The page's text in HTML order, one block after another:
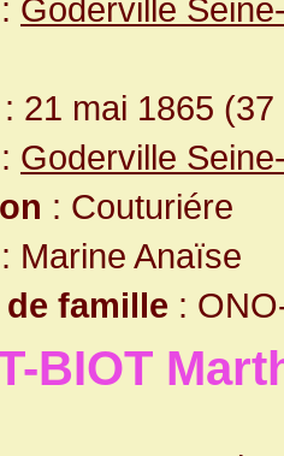
: Goderville
: 21 mai 1865
: Goderville
: Couturiére
: Marine Anaïse
de famille :
BIOT